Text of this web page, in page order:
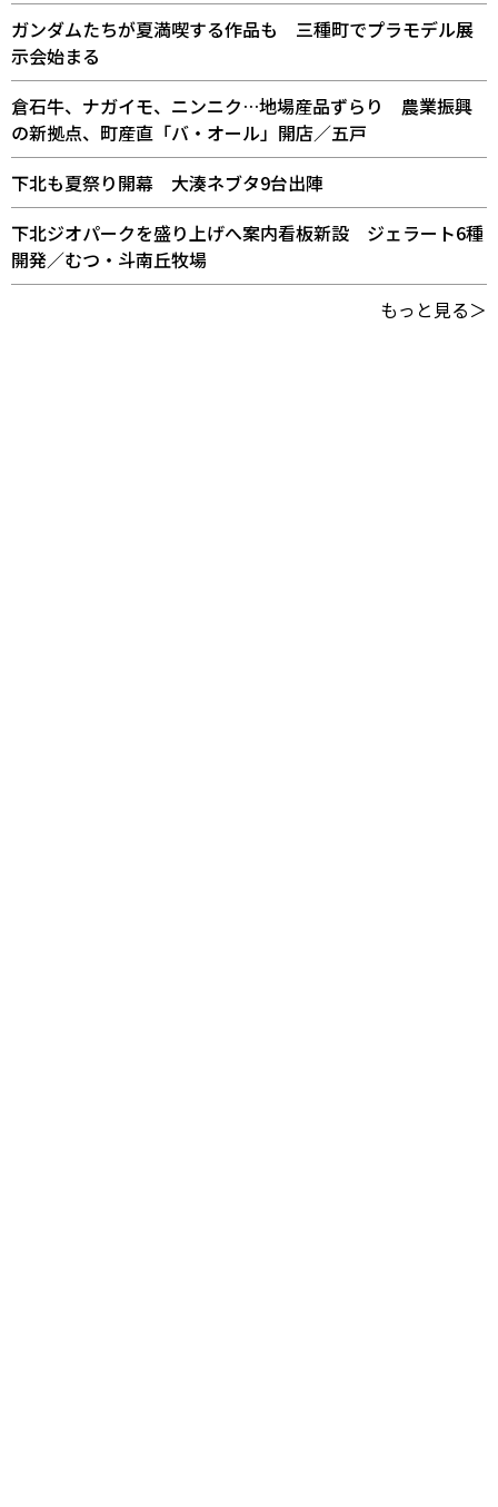
ガンダムたちが夏満喫する作品も 三種町でプラモデル展
示会始まる
倉石牛、ナガイモ、ニンニク…地場産品ずらり 農業振興
の新拠点、町産直「バ・オール」開店／五戸
下北も夏祭り開幕 大湊ネブタ9台出陣
下北ジオパークを盛り上げへ案内看板新設 ジェラート6種
開発／むつ・斗南丘牧場
もっと見る＞